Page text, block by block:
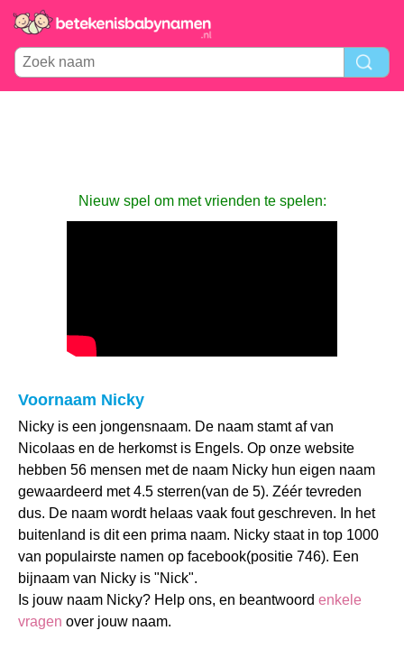
Nieuw spel om met vrienden te spelen:
Voornaam Nicky
Nicky is een jongensnaam. De naam stamt af van
Nicolaas en de herkomst is Engels. Op onze website
hebben 56 mensen met de naam Nicky hun eigen naam
gewaardeerd met 4.5 sterren(van de 5). Zéér tevreden
dus. De naam wordt helaas vaak fout geschreven. In het
buitenland is dit een prima naam. Nicky staat in top 1000
van populairste namen op facebook(positie 746). Een
bijnaam van Nicky is "Nick".
Is jouw naam Nicky? Help ons, en beantwoord enkele
vragen over jouw naam.